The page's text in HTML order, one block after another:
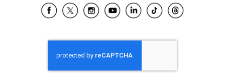
Samsung El Salvador
Samsung Honduras
Samsung Nicaragua
Samsung Panamá